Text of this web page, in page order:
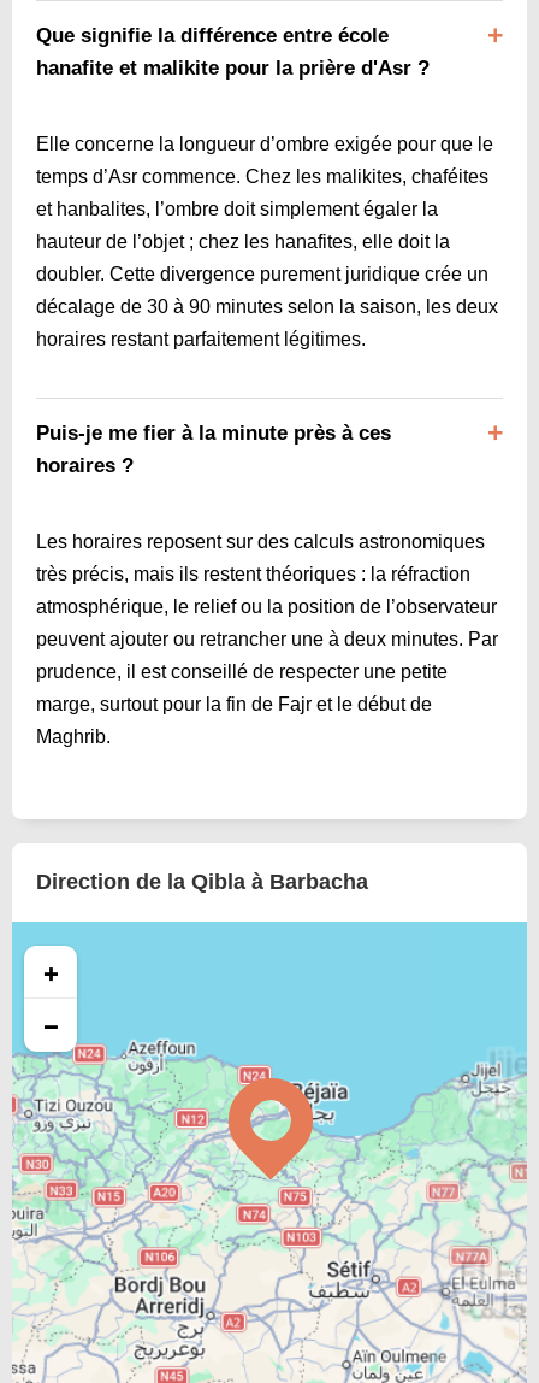
Que signifie la différence entre école
hanafite et malikite pour la prière d'Asr ?
Elle concerne la longueur d’ombre exigée pour que le
temps d’Asr commence. Chez les malikites, chaféites
et hanbalites, l’ombre doit simplement égaler la
hauteur de l’objet ; chez les hanafites, elle doit la
doubler. Cette divergence purement juridique crée un
décalage de 30 à 90 minutes selon la saison, les deux
horaires restant parfaitement légitimes.
Puis-je me fier à la minute près à ces
horaires ?
Les horaires reposent sur des calculs astronomiques
très précis, mais ils restent théoriques : la réfraction
atmosphérique, le relief ou la position de l’observateur
peuvent ajouter ou retrancher une à deux minutes. Par
prudence, il est conseillé de respecter une petite
marge, surtout pour la fin de Fajr et le début de
Maghrib.
Direction de la Qibla à Barbacha
+
−